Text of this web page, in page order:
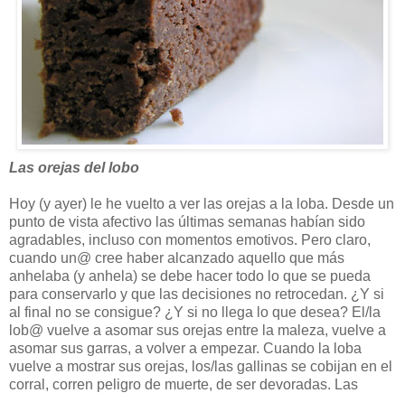
Las orejas del lobo
Hoy (y ayer) le he vuelto a ver las orejas a la loba. Desde un
punto de vista afectivo las últimas semanas habían sido
agradables, incluso con momentos emotivos. Pero claro,
cuando un@ cree haber alcanzado aquello que más
anhelaba (y anhela) se debe hacer todo lo que se pueda
para conservarlo y que las decisiones no retrocedan. ¿Y si
al final no se consigue? ¿Y si no llega lo que desea? El/la
lob@ vuelve a asomar sus orejas entre la maleza, vuelve a
asomar sus garras, a volver a empezar. Cuando la loba
vuelve a mostrar sus orejas, los/las gallinas se cobijan en el
corral, corren peligro de muerte, de ser devoradas. Las